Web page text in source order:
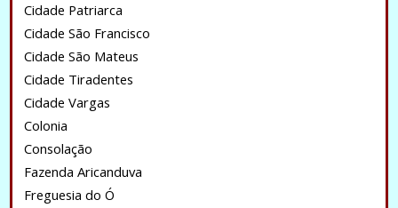
Cidade Patriarca
Cidade São Francisco
Cidade São Mateus
Cidade Tiradentes
Cidade Vargas
Colonia
Consolação
Fazenda Aricanduva
Freguesia do Ó